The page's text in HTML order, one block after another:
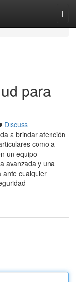
para
Discuss
a brindar atención
como a
un equipo
avanzada y una
ante cualquier